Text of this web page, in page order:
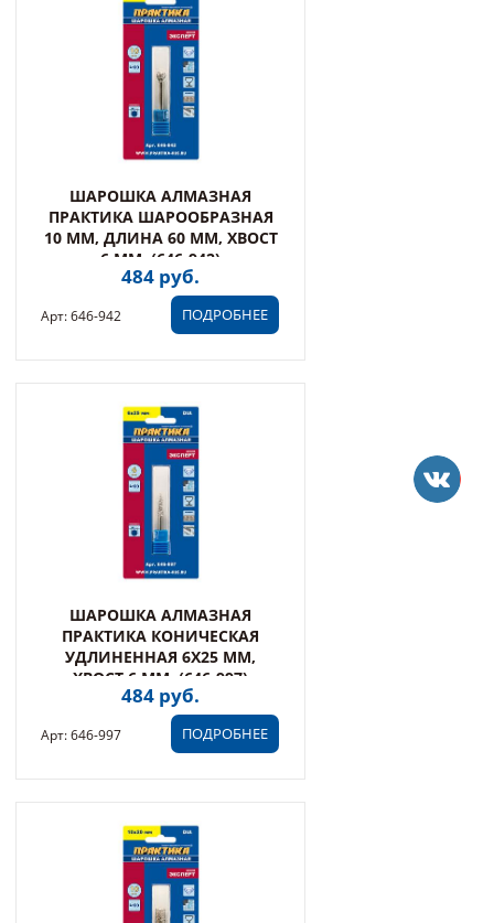
ШАРОШКА АЛМАЗНАЯ
ПРАКТИКА ШАРООБРАЗНАЯ
10 ММ, ДЛИНА 60 ММ, ХВОСТ
6 ММ, (646-942)
484 руб.
ПОДРОБНЕЕ
Арт: 646-942
ШАРОШКА АЛМАЗНАЯ
ПРАКТИКА КОНИЧЕСКАЯ
УДЛИНЕННАЯ 6Х25 ММ,
ХВОСТ 6 ММ, (646-997)
484 руб.
ПОДРОБНЕЕ
Арт: 646-997